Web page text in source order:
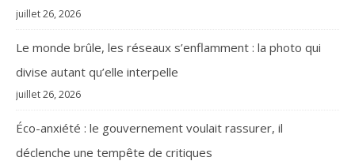
juillet 26, 2026
Le monde brûle, les réseaux s’enflamment : la photo qui
divise autant qu’elle interpelle
juillet 26, 2026
Éco-anxiété : le gouvernement voulait rassurer, il
déclenche une tempête de critiques